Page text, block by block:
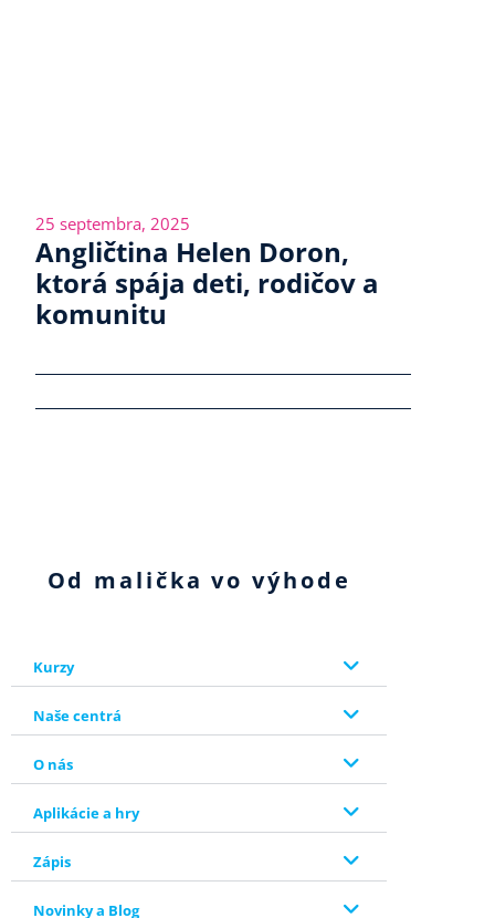
25 septembra, 2025
Angličtina Helen Doron,
ktorá spája deti, rodičov a
komunitu
Od malička vo výhode
Kurzy
Naše centrá
O nás
Aplikácie a hry
Zápis
Novinky a Blog